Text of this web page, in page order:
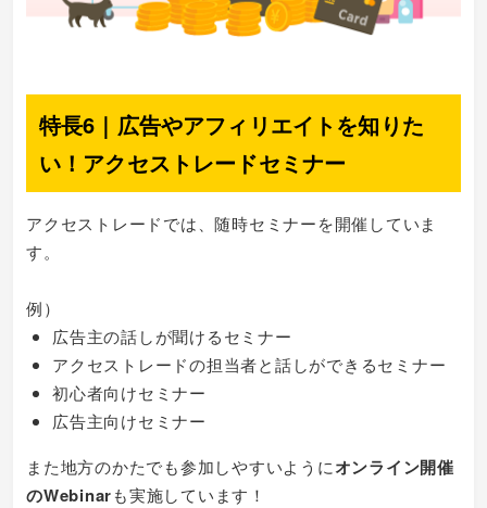
特長6｜広告やアフィリエイトを知りた
い！アクセストレードセミナー
アクセストレードでは、随時セミナーを開催していま
す。
例）
広告主の話しが聞けるセミナー
アクセストレードの担当者と話しができるセミナー
初心者向けセミナー
広告主向けセミナー
また地方のかたでも参加しやすいようにオンライン開催
のWebinarも実施しています！